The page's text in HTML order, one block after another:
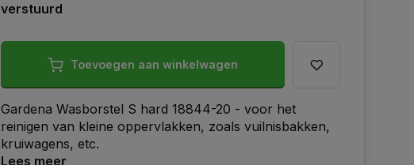
verstuurd
Toevoegen aan winkelwagen
Gardena Wasborstel S hard 18844-20 - voor het
reinigen van kleine oppervlakken, zoals vuilnisbakken,
kruiwagens, etc.
Lees meer